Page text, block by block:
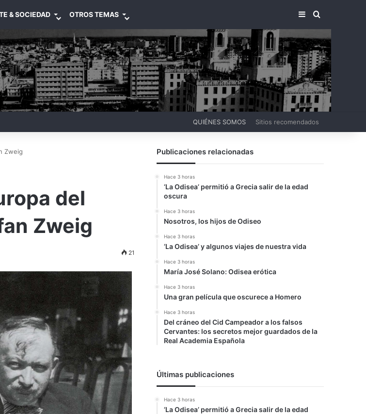
& SOCIEDAD OTROS TEMAS BARRA LATERAL
BUSCAR
QUIÉNES SOMOS Sitios recomendados
Zweig
del
Zweig
21
Publicaciones relacionadas
Hace 3 horas
‘La Odisea’ permitió a Grecia salir de la edad
oscura
Hace 3 horas
Nosotros, los hijos de Odiseo
Hace 3 horas
‘La Odisea’ y algunos viajes de nuestra vida
Hace 3 horas
María José Solano: Odisea erótica
Hace 3 horas
Una gran película que oscurece a Homero
Hace 3 horas
Del cráneo del Cid Campeador a los falsos
Cervantes: los secretos mejor guardados de la
Real Academia Española
Últimas publicaciones
Hace 3 horas
‘La Odisea’ permitió a Grecia salir de la edad